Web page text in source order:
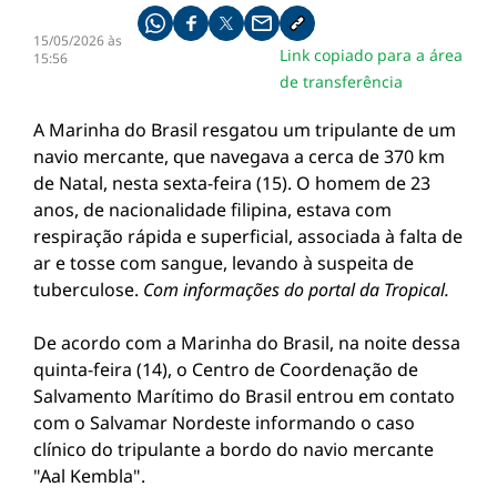
15/05/2026 às
15:56
Compartilhe pelo whatsapp
Compartilhar no facebook
Compartilhar no twitter
Compartilhe pelo email
Copiar link da notícia
Link copiado para a área
de transferência
A Marinha do Brasil resgatou um tripulante de um
navio mercante, que navegava a cerca de 370 km
de Natal, nesta sexta-feira (15). O homem de 23
anos, de nacionalidade filipina, estava com
respiração rápida e superficial, associada à falta de
ar e tosse com sangue, levando à suspeita de
tuberculose. Com informações do portal da Tropical.
De acordo com a Marinha do Brasil, na noite dessa
quinta-feira (14), o Centro de Coordenação de
Salvamento Marítimo do Brasil entrou em contato
com o Salvamar Nordeste informando o caso
clínico do tripulante a bordo do navio mercante
"Aal Kembla".